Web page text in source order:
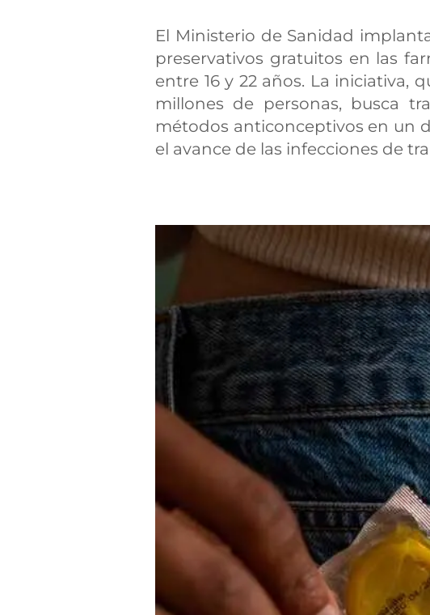
El Ministerio de Sanidad
preservativos gratuitos en las
entre 16 y 22 años. La iniciativa,
millones de personas, busca
métodos anticonceptivos en un
el avance de las infecciones de